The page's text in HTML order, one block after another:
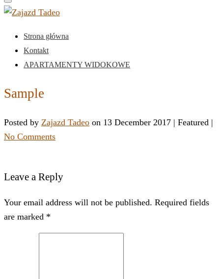
Toggle
navigation
Strona główna
Kontakt
APARTAMENTY WIDOKOWE
Sample
Posted by Zajazd Tadeo on 13 December 2017 | Featured |
No Comments
Leave a Reply
Your email address will not be published. Required fields
are marked *